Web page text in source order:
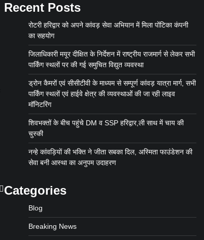
Recent Posts
रोटरी हरिद्वार को अपने कांवड़ सेवा अभियान में मिला पोंटिका कंपनी
का सहयोग
जिलाधिकारी मयूर दीक्षित के निर्देशन में राष्ट्रीय राजमार्ग से लेकर सभी
पार्किंग स्थलों पर की गई समुचित विद्युत व्यवस्था
ड्रोन कैमरों एवं सीसीटीवी के माध्यम से सम्पूर्ण कांवड़ यात्रा मार्ग, सभी
पार्किंग स्थलों एवं हाईवे क्षेत्र की व्यवस्थाओं की जा रही लाइव
मॉनिटरिंग
शिवभक्तों के बीच पहुंचे DM व SSP हरिद्वार,ली साथ में चाय की
चुस्की
नन्हे कांवड़ियों की भक्ति ने जीता सबका दिल, अस्मिता फाउंडेशन की
सेवा बनी आस्था का अनुपम उदाहरण
Categories
Blog
Breaking News